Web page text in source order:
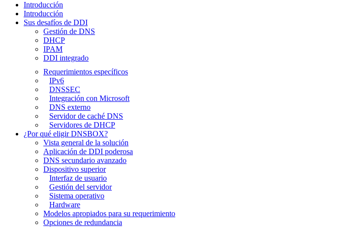
Introducción
Introducción
Sus desafíos de DDI
Gestión de DNS
DHCP
IPAM
DDI integrado
Requerimientos específicos
IPv6
DNSSEC
Integración con Microsoft
DNS externo
Servidor de caché DNS
Servidores de DHCP
¿Por qué eligir DNSBOX?
Vista general de la solución
Aplicación de DDI poderosa
DNS secundario avanzado
Dispositivo superior
Interfaz de usuario
Gestión del servidor
Sistema operativo
Hardware
Modelos apropiados para su requerimiento
Opciones de redundancia